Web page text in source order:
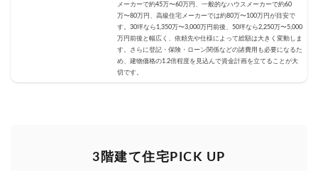
メーカーで約45万〜60万円、一般的なハウスメーカーで約60
万〜80万円、高級住宅メーカーでは約80万〜100万円が目安で
す。30坪なら1,350万〜3,000万円前後、50坪なら2,250万〜5,000
万円前後と幅広く、依頼先や仕様によって総額は大きく変動しま
す。さらに登記・保険・ローン関係などの諸費用も必要になるた
め、建物価格の1.2倍程度を見込んで資金計画を立てることが大
切です。
3階建て住宅PICK UP